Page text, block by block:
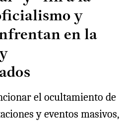
y
en la
el ocultamiento de
y eventos masivos,